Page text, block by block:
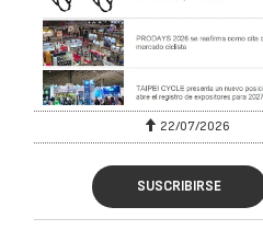
22/07/2026
SUSCRIBIRSE